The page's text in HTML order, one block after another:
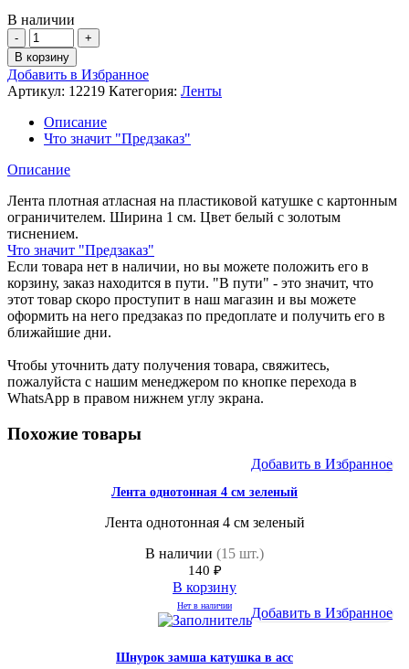
В наличии
Количество
товара
Лента
цветная
1
см
gift
ассортименте
В корзину
Добавить в Избранное
Артикул: 12219 Категория: Ленты
Описание
Что значит "Предзаказ"
Описание
Лента плотная атласная на пластиковой катушке с картонным
ограничителем. Ширина 1 см. Цвет белый с золотым
тиснением.
Что значит "Предзаказ"
Если товара нет в наличии, но вы можете положить его в
корзину, заказ находится в пути. "В пути" - это значит, что
этот товар скоро проступит в наш магазин и вы можете
оформить на него предзаказ по предоплате и получить его в
ближайшие дни.
Чтобы уточнить дату получения товара, свяжитесь,
пожалуйста с нашим менеджером по кнопке перехода в
WhatsApp в правом нижнем углу экрана.
Похожие товары
Добавить в Избранное
Лента однотонная 4 см зеленый
Лента однотонная 4 см зеленый
В наличии (15 шт.)
140 ₽
В корзину
Нет в наличии Добавить в Избранное
Шнурок замша катушка в асс